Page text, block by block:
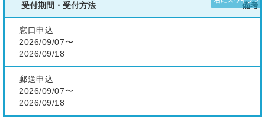
受付期間・受付方法 備考
窓口申込
2026/09/07〜
2026/09/18
郵送申込
2026/09/07〜
2026/09/18